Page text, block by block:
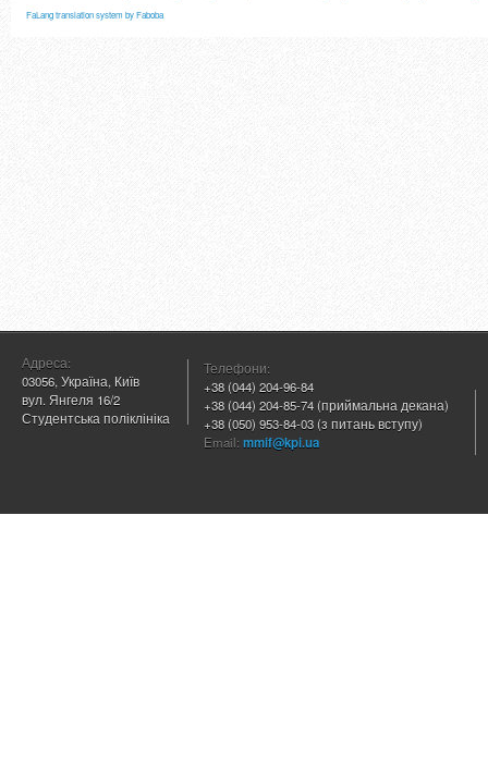
FaLang translation system by Faboba
Адреса:
03056, Україна, Київ
вул. Янгеля 16/2
Студентська поліклініка
Телефони:
+38 (044) 204-96-84
+38 (044) 204-85-74 (приймальна декана)
+38 (050) 953-84-03 (з питань вступу)
Email: mmif@kpi.ua